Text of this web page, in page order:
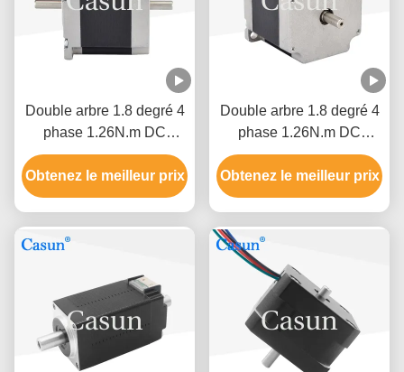
Double arbre 1.8 degré 4
phase 1.26N.m DC
NEMA 23 moteur hybride
pas à pas robot CNC
Obtenez le meilleur prix
Double arbre 1.8 degré 4
phase 1.26N.m DC
NEMA 23 moteur hybride
pas à pas robot CNC
Obtenez le meilleur prix